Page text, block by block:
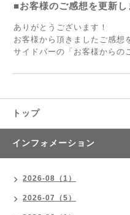
■お客様のご感想を更新し
ありがとうございます！
お客様から頂きましたご感想
サイドバーの「お客様からの
トップ
インフォメーション
2026-08（1）
2026-07（5）